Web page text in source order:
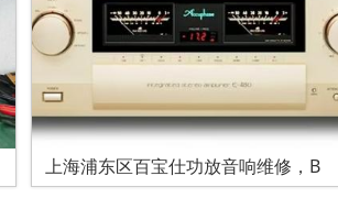
上海浦东区百宝仕功放音响维修，B